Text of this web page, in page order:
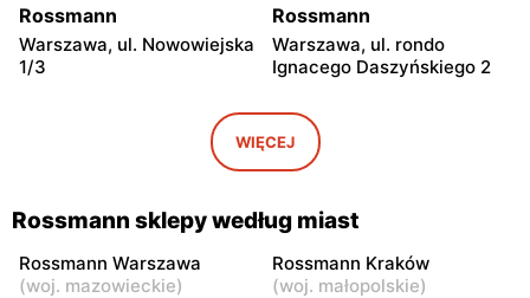
Rossmann
Warszawa, ul. Nowowiejska
1/3
Rossmann
Warszawa, ul. rondo
Ignacego Daszyńskiego 2
Warszawa, ul. Piękna 16 b
Rossmann
Warszawa, ul.
Marszałkowska 28
Rossmann
Warszawa, ul. Senatorska 2
Rossmann
Warszawa, ul. Prosta 68
Rossmann Rossmann
WIĘCEJ
Rossmann sklepy według miast
Rossmann Warszawa
(woj. mazowieckie)
Rossmann Kraków
(woj. małopolskie)